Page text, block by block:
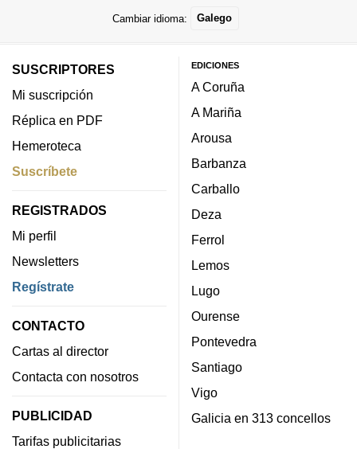
Cambiar idioma: Galego
SUSCRIPTORES
Mi suscripción
Réplica en PDF
Hemeroteca
Suscríbete
REGISTRADOS
Mi perfil
Newsletters
Regístrate
CONTACTO
Cartas al director
Contacta con nosotros
PUBLICIDAD
Tarifas publicitarias
EDICIONES
A Coruña
A Mariña
Arousa
Barbanza
Carballo
Deza
Ferrol
Lemos
Lugo
Ourense
Pontevedra
Santiago
Vigo
Galicia en 313 concellos